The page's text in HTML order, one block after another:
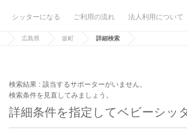
シッターになる ご利用の流れ 法人利用について
広島県 坂町 詳細検索
検索結果 :該当するサポーターがいません。
検索条件を見直してみましょう。
詳細条件を指定してベビーシッ